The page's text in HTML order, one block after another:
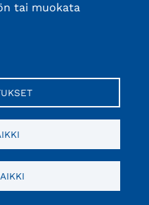
tai muokata